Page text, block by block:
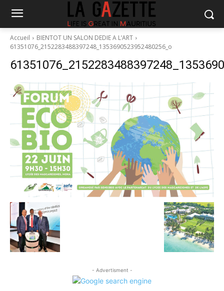
Accueil
BIENTOT UN SALON DEDIE A L’ART
61351076_2152283488397248_1353690523952480256_o
- Advertisment -